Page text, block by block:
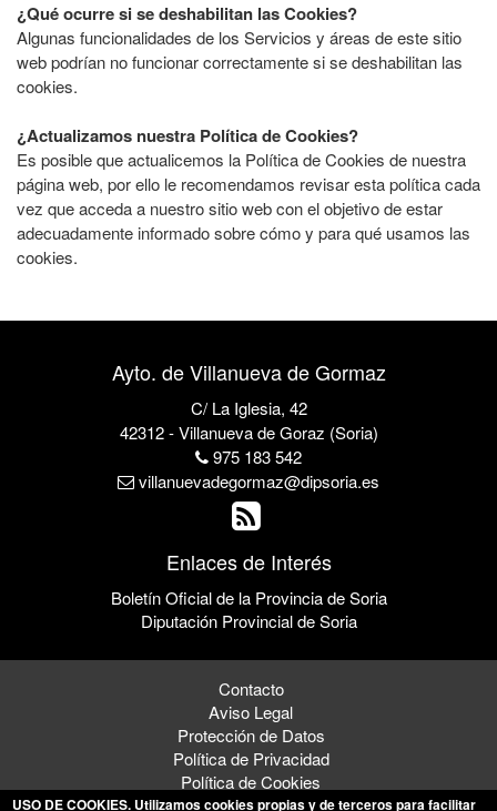
¿Qué ocurre si se deshabilitan las Cookies?
Algunas funcionalidades de los Servicios y áreas de este sitio
web podrían no funcionar correctamente si se deshabilitan las
cookies.
¿Actualizamos nuestra Política de Cookies?
Es posible que actualicemos la Política de Cookies de nuestra
página web, por ello le recomendamos revisar esta política cada
vez que acceda a nuestro sitio web con el objetivo de estar
adecuadamente informado sobre cómo y para qué usamos las
cookies.
Ayto. de Villanueva de Gormaz
C/ La Iglesia, 42
42312 - Villanueva de Goraz (Soria)
975 183 542
villanuevadegormaz@dipsoria.es
Enlaces de Interés
Boletín Oficial de la Provincia de Soria
Diputación Provincial de Soria
Contacto
Aviso Legal
Protección de Datos
Política de Privacidad
Política de Cookies
USO DE COOKIES. Utilizamos cookies propias y de terceros para facilitar